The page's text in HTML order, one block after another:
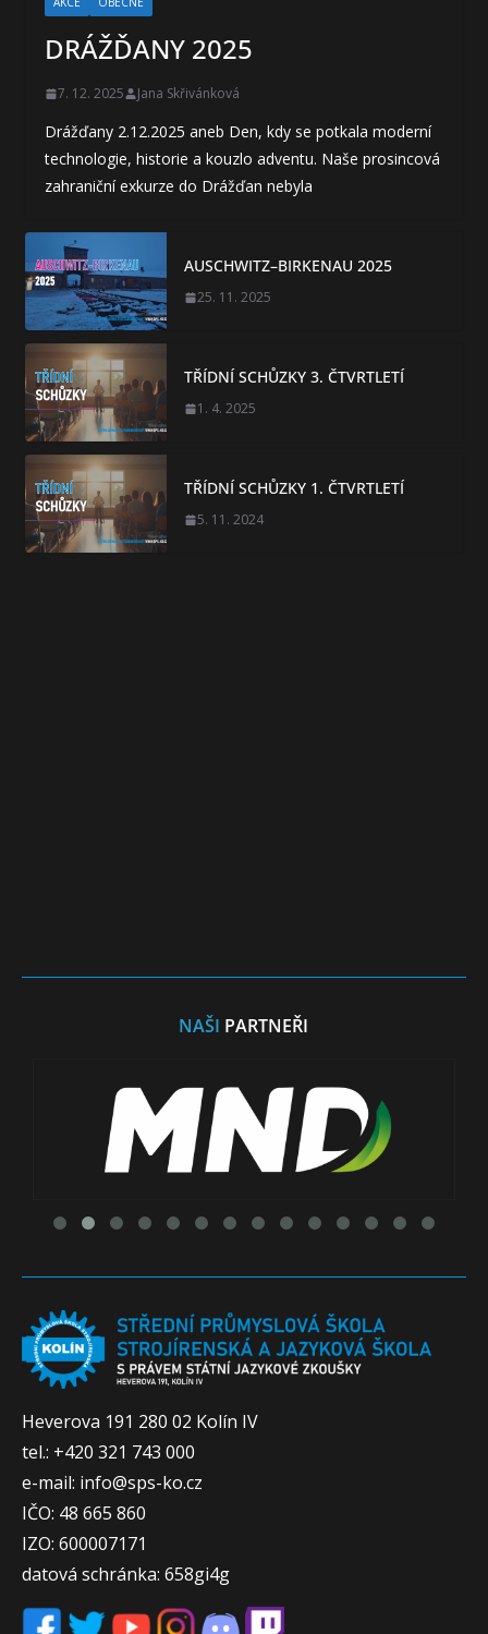
DRÁŽĎANY 2025
7. 12. 2025 Jana Skřivánková
Drážďany 2.12.2025 aneb Den, kdy se potkala moderní
technologie, historie a kouzlo adventu. Naše prosincová
zahraniční exkurze do Drážďan nebyla
AUSCHWITZ–BIRKENAU 2025
25. 11. 2025
TŘÍDNÍ SCHŮZKY 3. ČTVRTLETÍ
1. 4. 2025
TŘÍDNÍ SCHŮZKY 1. ČTVRTLETÍ
5. 11. 2024
NAŠI PARTNEŘI
Heverova 191 280 02 Kolín IV
tel.: +420 321 743 000
e-mail: info@sps-ko.cz
IČO: 48 665 860
IZO: 600007171
datová schránka: 658gi4g